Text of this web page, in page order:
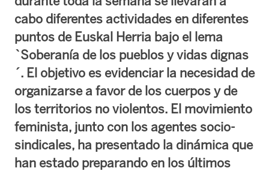
cabo diferentes actividades en diferentes
puntos de Euskal Herria bajo el lema
`Soberanía de los pueblos y vidas dignas
´. El objetivo es evidenciar la necesidad de
organizarse a favor de los cuerpos y de
los territorios no violentos. El movimiento
feminista, junto con los agentes socio-
sindicales, ha presentado la dinámica que
han estado preparando en los últimos